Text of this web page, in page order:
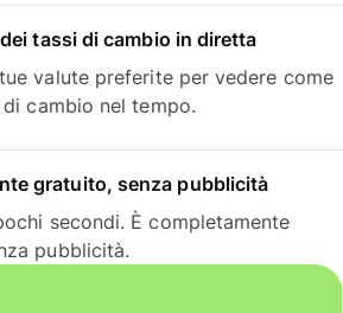
tassi di cambio in diretta
valute preferite per vedere come
cambio nel tempo.
gratuito, senza pubblicità
secondi. È completamente
pubblicità.